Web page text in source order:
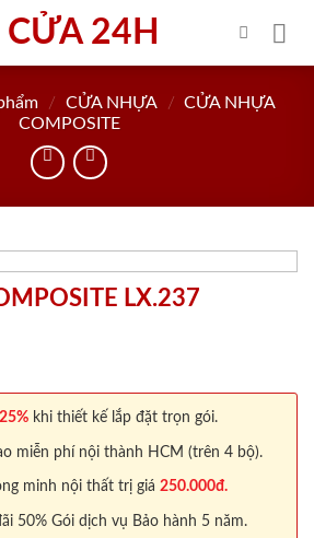
/ CỬA NHỰA / CỬA NHỰA
COMPOSITE
LX.237
25% khi thiết kế lắp đặt trọn gói.
miễn phí nội thành HCM (trên 4 bộ).
minh nội thất trị giá 250.000đ.
50% Gói dịch vụ Bảo hành 5 năm.